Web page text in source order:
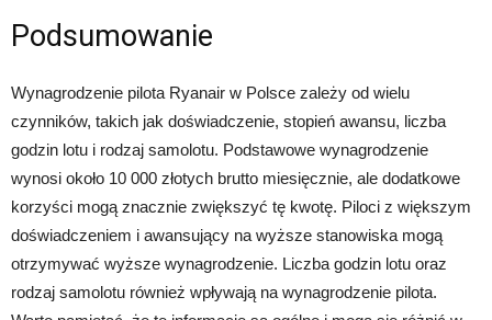
Podsumowanie
Wynagrodzenie pilota Ryanair w Polsce zależy od wielu
czynników, takich jak doświadczenie, stopień awansu, liczba
godzin lotu i rodzaj samolotu. Podstawowe wynagrodzenie
wynosi około 10 000 złotych brutto miesięcznie, ale dodatkowe
korzyści mogą znacznie zwiększyć tę kwotę. Piloci z większym
doświadczeniem i awansujący na wyższe stanowiska mogą
otrzymywać wyższe wynagrodzenie. Liczba godzin lotu oraz
rodzaj samolotu również wpływają na wynagrodzenie pilota.